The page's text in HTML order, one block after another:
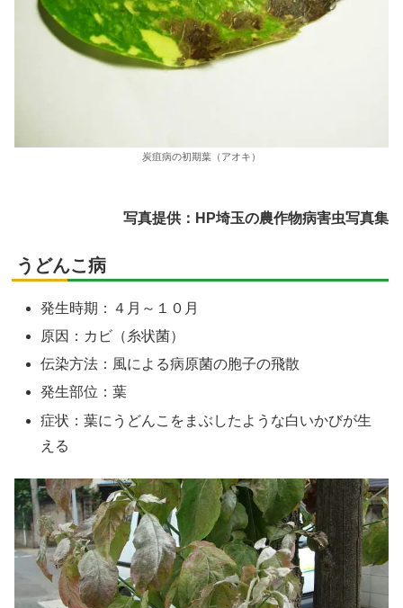
炭疽病の初期葉（アオキ）
写真提供：HP埼玉の農作物病害虫写真集
うどんこ病
発生時期：４月～１０月
原因：カビ（糸状菌）
伝染方法：風による病原菌の胞子の飛散
発生部位：葉
症状：葉にうどんこをまぶしたような白いかびが生
える